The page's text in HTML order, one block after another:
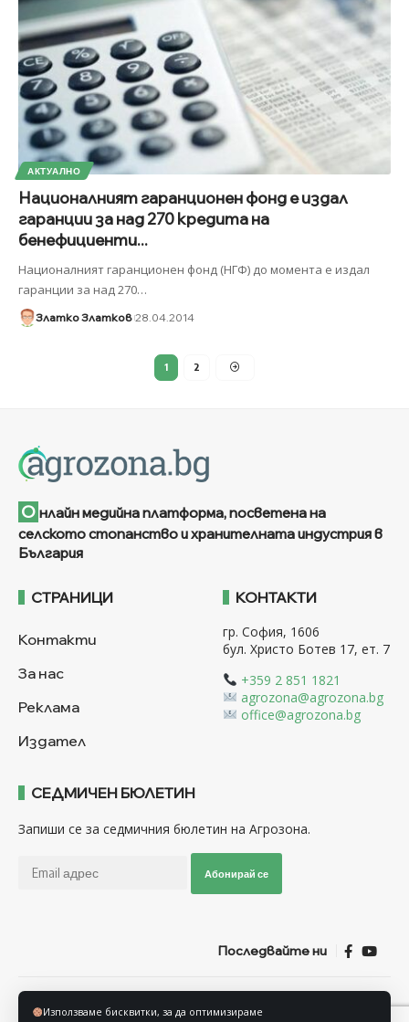
Използваме бисквитки, за да оптимизираме
АКТУАЛНО
Националният гаранционен фонд е издал
гаранции за над 270 кредита на
бенефициенти...
Националният гаранционен фонд (НГФ) до момента е издал
гаранции за над 270…
Златко Златков 28.04.2014
1 2
О нлайн медийна платформа, посветена на
селското стопанство и хранителната индустрия в
България
СТРАНИЦИ
Контакти
За нас
Реклама
Издател
КОНТАКТИ
гр. София, 1606
бул. Христо Ботев 17, ет. 7
+359 2 851 1821
agrozona@agrozona.bg
office@agrozona.bg
СЕДМИЧЕН БЮЛЕТИН
Запиши се за седмичния бюлетин на Агрозона.
Абонирай се
Последвайте ни